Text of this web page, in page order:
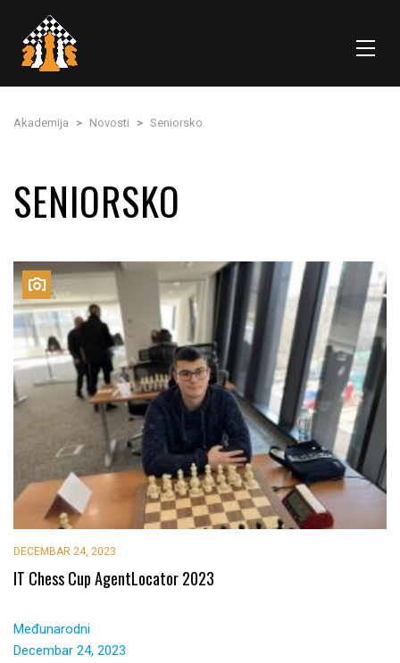
Akademija > Novosti > Seniorsko
SENIORSKO
DECEMBAR 24, 2023
IT Chess Cup AgentLocator 2023
Međunarodni
Decembar 24, 2023